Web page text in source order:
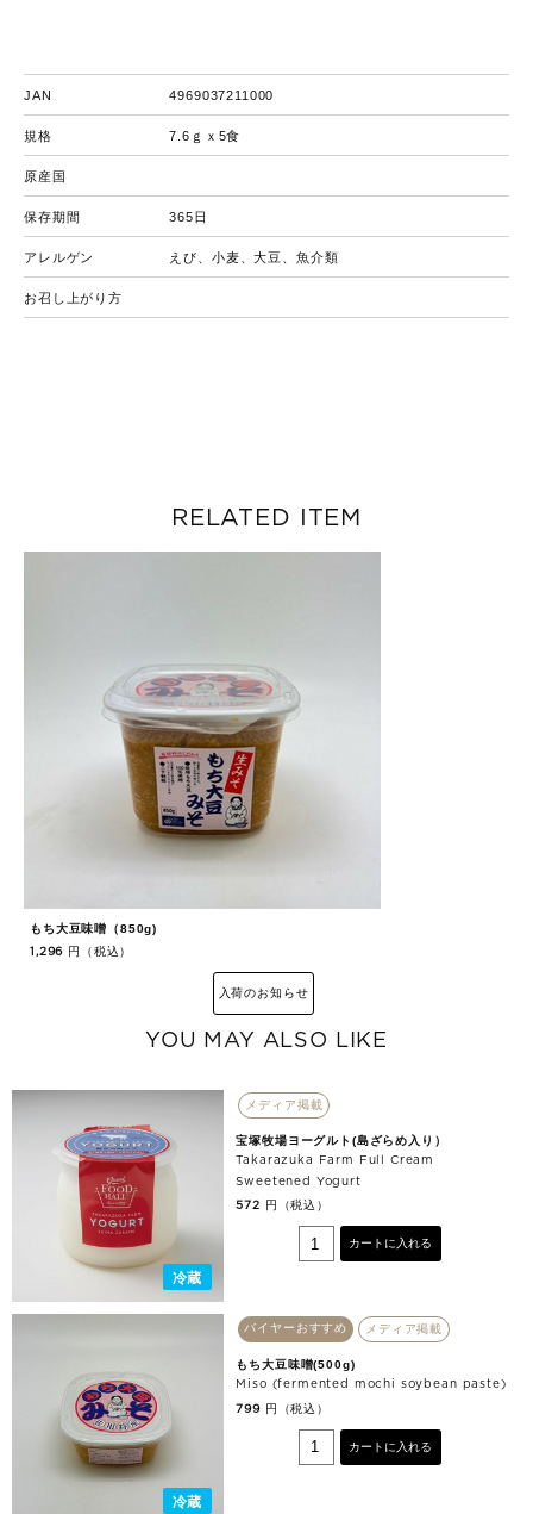
JAN 4969037211000
規格 7.6ｇｘ5食
原産国
保存期間 365日
アレルゲン えび、小麦、大豆、魚介類
お召し上がり方
RELATED ITEM
もち大豆味噌（850g)
1,296 円（税込）
入荷のお知らせ
YOU MAY ALSO LIKE
冷蔵
メディア掲載
宝塚牧場ヨーグルト(島ざらめ入り）
Takarazuka Farm Full Cream
Sweetened Yogurt
572 円（税込）
カートに入れる
冷蔵
バイヤーおすすめ メディア掲載
もち大豆味噌(500g)
Miso (fermented mochi soybean paste)
799 円（税込）
カートに入れる